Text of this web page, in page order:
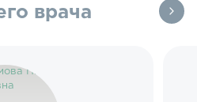
врача